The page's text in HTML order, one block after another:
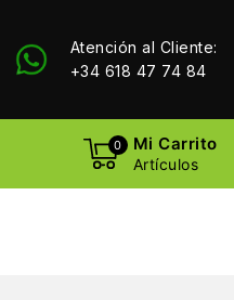
Atención al Cliente:
+34 618 47 74 84
0 Mi Carrito
Artículos